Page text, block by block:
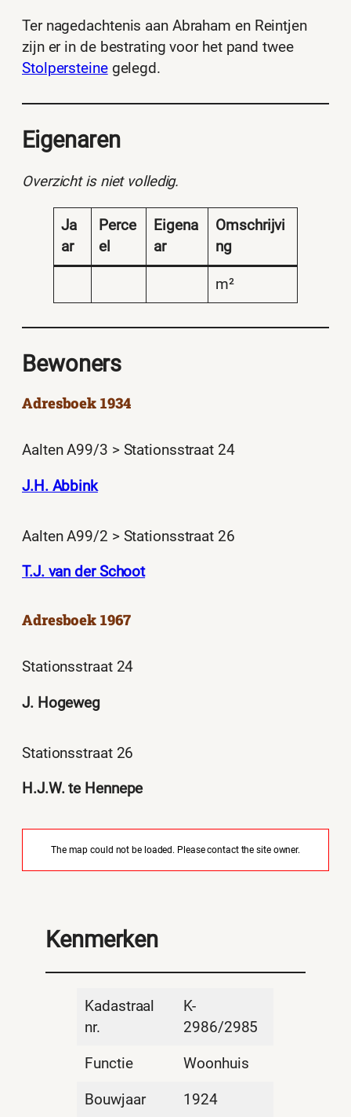
Ter nagedachtenis aan Abraham en Reintjen
zijn er in de bestrating voor het pand twee
Stolpersteinegelegd.
Eigenaren
Overzicht is niet volledig.
Ja
ar
Perce
el
Eigena
ar
Omschrijvi
ng
m²
Bewoners
Adresboek 1934
Aalten A99/3 > Stationsstraat 24
J.H. Abbink
Aalten A99/2 > Stationsstraat 26
T.J. van der Schoot
Adresboek 1967
Stationsstraat 24
J. Hogeweg
Stationsstraat 26
H.J.W. te Hennepe
The map could not be loaded. Please contact the site owner.
Kenmerken
Kadastraal
nr.
K-
2986/2985
Functie Woonhuis
Bouwjaar 1924